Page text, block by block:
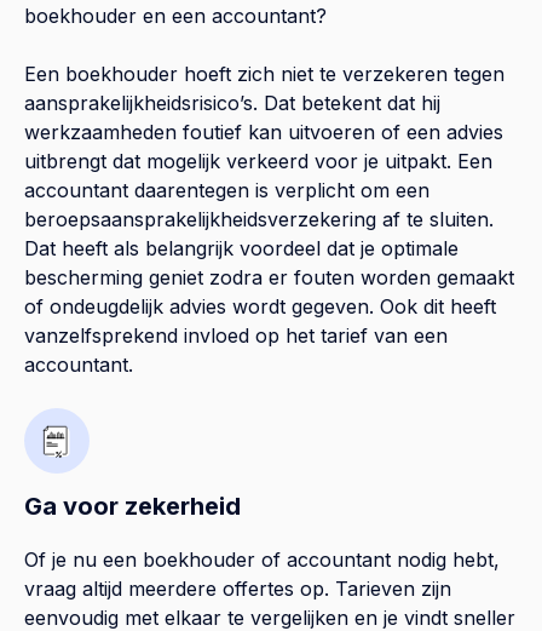
boekhouder en een accountant?
Een boekhouder hoeft zich niet te verzekeren tegen
aansprakelijkheidsrisico’s. Dat betekent dat hij
werkzaamheden foutief kan uitvoeren of een advies
uitbrengt dat mogelijk verkeerd voor je uitpakt. Een
accountant daarentegen is verplicht om een
beroepsaansprakelijkheidsverzekering af te sluiten.
Dat heeft als belangrijk voordeel dat je optimale
bescherming geniet zodra er fouten worden gemaakt
of ondeugdelijk advies wordt gegeven. Ook dit heeft
vanzelfsprekend invloed op het tarief van een
accountant.
Ga voor zekerheid
Of je nu een boekhouder of accountant nodig hebt,
vraag altijd meerdere offertes op. Tarieven zijn
eenvoudig met elkaar te vergelijken en je vindt sneller